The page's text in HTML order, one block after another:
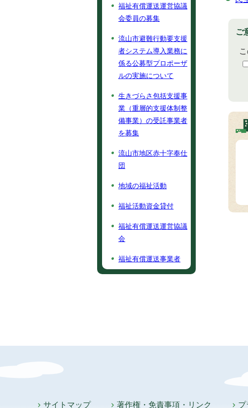
ご
福祉有償運送運営協議
会委員の募集
流山市避難行動要支援
者システム導入業務に
係る公募型プロポーザ
ルの実施について
生きづらさ包括支援事
業（重層的支援体制整
備事業）の受託事業者
を募集
流山市地区赤十字奉仕
団
地域の福祉活動
福祉活動資金貸付
福祉有償運送運営協議
会
福祉有償運送事業者
サイトマップ 著作権・免責事項・リンク プ